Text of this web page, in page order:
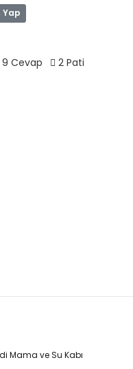
Yap
Cevap 2 Pati
Mama ve Su Kabı